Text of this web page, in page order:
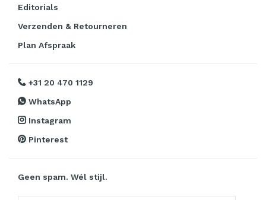
Editorials
Verzenden & Retourneren
Plan Afspraak
+31 20 470 1129
WhatsApp
Instagram
Pinterest
Geen spam. Wél stijl.